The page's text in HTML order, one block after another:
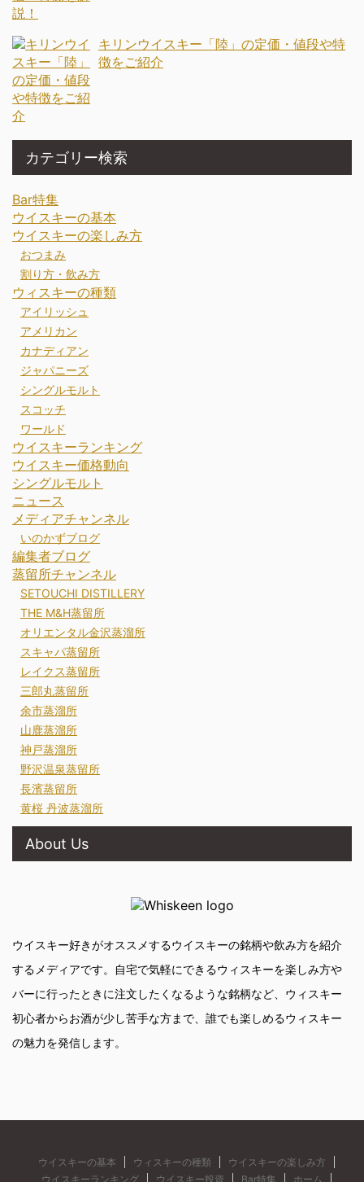
キリンウイスキー「陸」の定価・値段や特
徴をご紹介
カテゴリー検索
Bar特集
ウイスキーの基本
ウイスキーの楽しみ方
おつまみ
割り方・飲み方
ウィスキーの種類
アイリッシュ
アメリカン
カナディアン
ジャパニーズ
シングルモルト
スコッチ
ワールド
ウイスキーランキング
ウイスキー価格動向
シングルモルト
ニュース
メディアチャンネル
いのかずブログ
編集者ブログ
蒸留所チャンネル
SETOUCHI DISTILLERY
THE M&H蒸留所
オリエンタル金沢蒸溜所
スキャパ蒸留所
レイクス蒸留所
三郎丸蒸留所
余市蒸溜所
山鹿蒸溜所
神戸蒸溜所
野沢温泉蒸留所
長濱蒸留所
黄桜 丹波蒸溜所
About Us
ウイスキー好きがオススメするウイスキーの銘柄や飲み方を紹介
するメディアです。自宅で気軽にできるウィスキーを楽しみ方や
バーに行ったときに注文したくなるような銘柄など、ウィスキー
初心者からお酒が少し苦手な方まで、誰でも楽しめるウィスキー
の魅力を発信します。
ウイスキーの基本 ウィスキーの種類
ウイスキーの楽しみ方
ウイスキーランキング
ウイスキー投資 Bar特集 ホーム